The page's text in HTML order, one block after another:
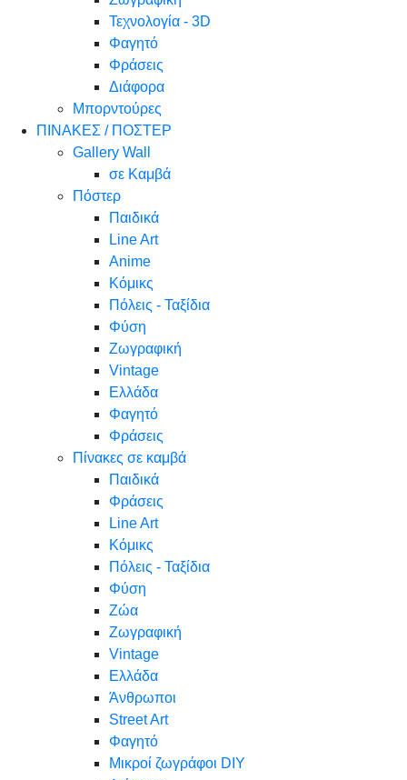
Τεχνολογία - 3D
Φαγητό
Φράσεις
Διάφορα
Μπορντούρες
ΠΙΝΑΚΕΣ / ΠΟΣΤΕΡ
Gallery Wall
σε Καμβά
Πόστερ
Παιδικά
Line Art
Anime
Κόμικς
Πόλεις - Ταξίδια
Φύση
Ζωγραφική
Vintage
Ελλάδα
Φαγητό
Φράσεις
Πίνακες σε καμβά
Παιδικά
Φράσεις
Line Art
Κόμικς
Πόλεις - Ταξίδια
Φύση
Ζώα
Ζωγραφική
Vintage
Ελλάδα
Άνθρωποι
Street Art
Φαγητό
Μικροί ζωγράφοι DIY